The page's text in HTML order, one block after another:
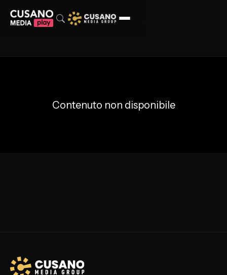
Contenuto non disponibile